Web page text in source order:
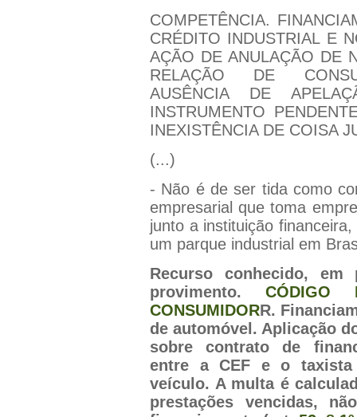
COMPETÊNCIA.
CRÉDITO INDUSTRIAL E
AÇÃO DE ANULAÇÃO DE
RELAÇÃO DE
AUSÊNCIA DE
INSTRUMENTO
INEXISTÊNCIA DE COISA
(...)
- Não é de ser tida como
empresarial que toma
junto a instituição
um parque industrial em
Recurso conhecido, em
provimento.
CÓDIGO
CONSUMIDORR.
de automóvel. Aplicação
sobre contrato de
entre a CEF e o taxista
veículo. A multa é
prestações vencidas,